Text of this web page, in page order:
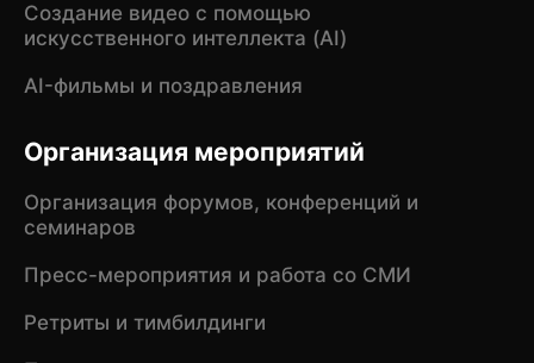
Создание видео с помощью
искусственного интеллекта (AI)
AI-фильмы и поздравления
Организация мероприятий
Организация форумов, конференций и
семинаров
Пресс-мероприятия и работа со СМИ
Ретриты и тимбилдинги